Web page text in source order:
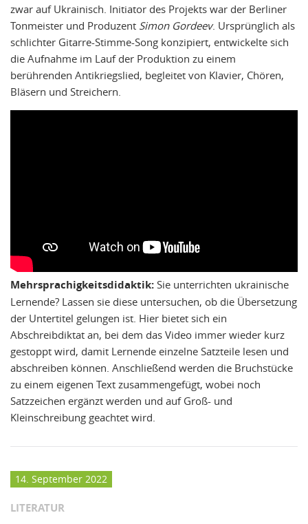
zwar auf Ukrainisch. Initiator des Projekts war der Berliner
Tonmeister und Produzent Simon Gordeev. Ursprünglich als
schlichter Gitarre-Stimme-Song konzipiert, entwickelte sich
die Aufnahme im Lauf der Produktion zu einem
berührenden Antikriegslied, begleitet von Klavier, Chören,
Bläsern und Streichern.
Mehrsprachigkeitsdidaktik: Sie unterrichten ukrainische
Lernende? Lassen sie diese untersuchen, ob die Übersetzung
der Untertitel gelungen ist. Hier bietet sich ein
Abschreibdiktat an, bei dem das Video immer wieder kurz
gestoppt wird, damit Lernende einzelne Satzteile lesen und
abschreiben können. Anschließend werden die Bruchstücke
zu einem eigenen Text zusammengefügt, wobei noch
Satzzeichen ergänzt werden und auf Groß- und
Kleinschreibung geachtet wird.
14. September 2022
LITERATUR